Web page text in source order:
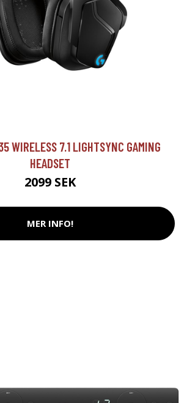
WIRELESS 7.1 LIGHTSYNC GAMING
HEADSET
2099 SEK
MER INFO!